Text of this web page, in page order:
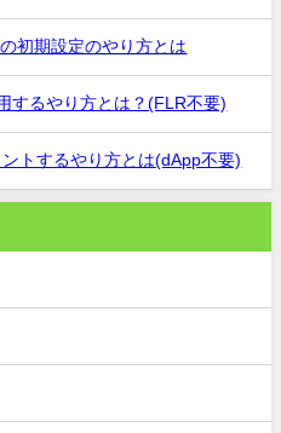
初期設定のやり方とは
するやり方とは？(FLR不要)
トするやり方とは(dApp不要)